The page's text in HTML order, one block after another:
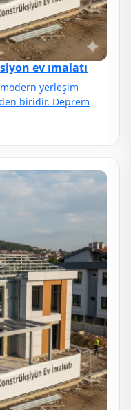
ev ımalatı
yerleşim
biridir. Deprem